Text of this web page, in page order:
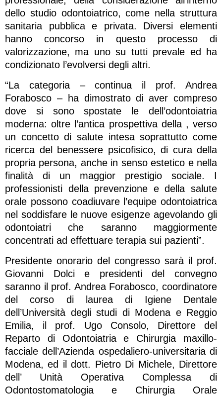
dello studio odontoiatrico, come nella struttura
sanitaria pubblica e privata. Diversi elementi
hanno concorso in questo processo di
valorizzazione, ma uno su tutti prevale ed ha
condizionato l’evolversi degli altri.
“La categoria – continua il prof. Andrea
Forabosco – ha dimostrato di aver compreso
dove si sono spostate le dell’odontoiatria
moderna: oltre l’antica prospettiva della , verso
un concetto di salute intesa soprattutto come
ricerca del benessere psicofisico, di cura della
propria persona, anche in senso estetico e nella
finalità di un maggior prestigio sociale. I
professionisti della prevenzione e della salute
orale possono coadiuvare l’equipe odontoiatrica
nel soddisfare le nuove esigenze agevolando gli
odontoiatri che saranno maggiormente
concentrati ad effettuare terapia sui pazienti”.
Presidente onorario del congresso sarà il prof.
Giovanni Dolci e presidenti del convegno
saranno il prof. Andrea Forabosco, coordinatore
del corso di laurea di Igiene Dentale
dell’Università degli studi di Modena e Reggio
Emilia, il prof. Ugo Consolo, Direttore del
Reparto di Odontoiatria e Chirurgia maxillo-
facciale dell’Azienda ospedaliero-universitaria di
Modena, ed il dott. Pietro Di Michele, Direttore
dell’ Unità Operativa Complessa di
Odontostomatologia e Chirurgia Orale